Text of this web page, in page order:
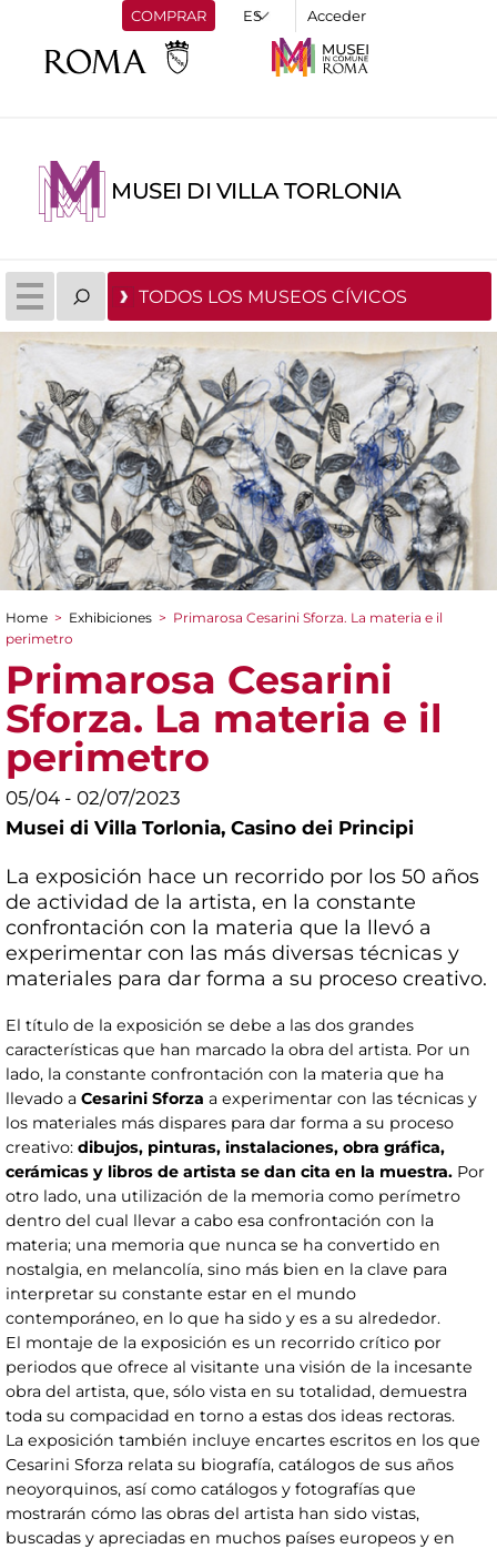
COMPRAR Acceder
MUSEI DI VILLA TORLONIA
TODOS LOS MUSEOS CÍVICOS
You are here
Home > Exhibiciones > Primarosa Cesarini Sforza. La materia e il
perimetro
Primarosa Cesarini
Sforza. La materia e il
perimetro
05/04 - 02/07/2023
Musei di Villa Torlonia, Casino dei Principi
La exposición hace un recorrido por los 50 años
de actividad de la artista, en la constante
confrontación con la materia que la llevó a
experimentar con las más diversas técnicas y
materiales para dar forma a su proceso creativo.
El título de la exposición se debe a las dos grandes
características que han marcado la obra del artista. Por un
lado, la constante confrontación con la materia que ha
llevado a Cesarini Sforza a experimentar con las técnicas y
los materiales más dispares para dar forma a su proceso
creativo: dibujos, pinturas, instalaciones, obra gráfica,
cerámicas y libros de artista se dan cita en la muestra. Por
otro lado, una utilización de la memoria como perímetro
dentro del cual llevar a cabo esa confrontación con la
materia; una memoria que nunca se ha convertido en
nostalgia, en melancolía, sino más bien en la clave para
interpretar su constante estar en el mundo
contemporáneo, en lo que ha sido y es a su alrededor.
El montaje de la exposición es un recorrido crítico por
periodos que ofrece al visitante una visión de la incesante
obra del artista, que, sólo vista en su totalidad, demuestra
toda su compacidad en torno a estas dos ideas rectoras.
La exposición también incluye encartes escritos en los que
Cesarini Sforza relata su biografía, catálogos de sus años
neoyorquinos, así como catálogos y fotografías que
mostrarán cómo las obras del artista han sido vistas,
buscadas y apreciadas en muchos países europeos y en